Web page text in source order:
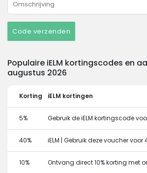
Code verzenden
Populaire iELM kortingscodes en
augustus 2026
Korting iELM kortingen
5% Gebruik de iELM kortingscode
40% iELM | Gebruik deze voucher voor
10% Ontvang direct 10% korting met